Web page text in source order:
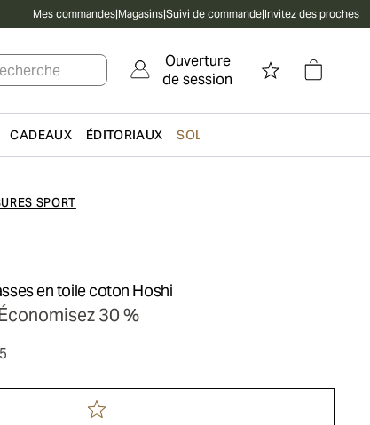
Mes commandes|Magasins|Suivi de commande|Invitez des proches
Ouverture
de session
CADEAUX ÉDITORIAUX SOLDES
SPORT
en toile coton Hoshi
30 %